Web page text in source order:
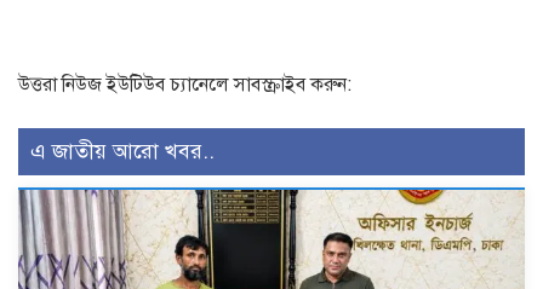
উত্তরা নিউজ ইউটিউব চ্যানেলে সাবস্ক্রাইব করুন:
এ জাতীয় আরো খবর..